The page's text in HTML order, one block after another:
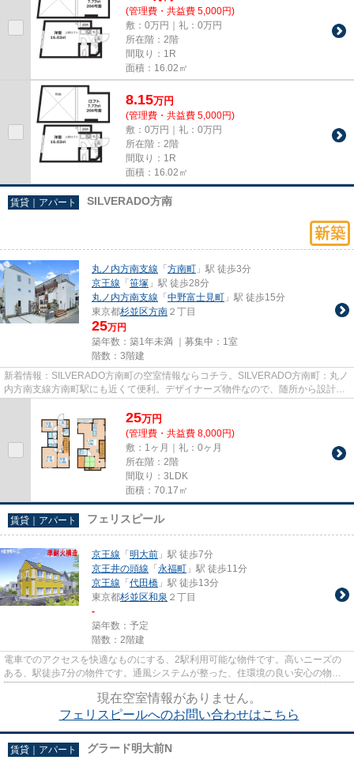
(管理費・共益費 5,000円)
敷：0万円｜礼：0万円
所在階：2階
間取り：1R
面積：16.02㎡
8.15万円
(管理費・共益費 5,000円)
敷：0万円｜礼：0万円
所在階：2階
間取り：1R
面積：16.02㎡
賃貸｜アパート SILVERADO方南
丸ノ内方南支線 「 方南町 」駅 徒歩3分
京王線 「 笹塚 」駅 徒歩28分
丸ノ内方南支線 「 中野富士見町 」駅 徒歩15分
東京都杉並区方南 ２丁目
25万円
築年数：築1年未満 ｜募集中： 1室
階数：3階建
新着情報：SILVERADO方南町の空室情報ならコチラ。SILVERADO方南町：丸ノ
内方南支線方南町駅にも近くて便利。デザイナーズ物件なので、随所から設計者
25万円
(管理費・共益費 8,000円)
敷：1ヶ月｜礼：0ヶ月
所在階：2階
間取り：3LDK
面積：70.17㎡
賃貸｜アパート フェリスピール
京王線 「 明大前 」駅 徒歩7分
京王井の頭線 「 永福町 」駅 徒歩11分
京王線 「 代田橋 」駅 徒歩13分
東京都杉並区和泉 ２丁目
-
築年数：予定
階数：2階建
電車でのアクセスを快適なものにする、2駅利用可能な物件です。高いニーズの
ある、駅徒歩7分の物件です。通風システムが整った、住環境の良い安心の物件
現在空室情報がありません。
フェリスピールへのお問い合わせはこちら
賃貸｜アパート グラード明大前N